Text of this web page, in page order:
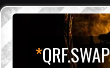
*QRF.SWAP